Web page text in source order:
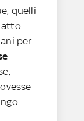
quelli
atto
per